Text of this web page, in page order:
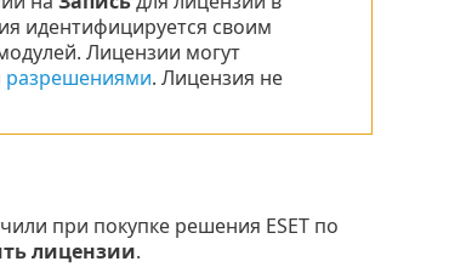
идентифицируется своим
Лицензии могут
разрешениями. Лицензия не
при покупке решения ESET по
лицензии.